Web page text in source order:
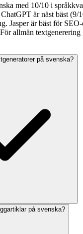
med 10/10 i
är näst bäst (9/
Jasper är bäst för
allmän
på svenska?
på svenska?